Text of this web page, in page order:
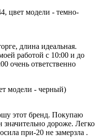
цвет модели - темно-
длина идеальная.
работой с 10:00 и до
очень ответственно
модели - черный)
этот бренд. Покупаю
значительно дороже. Легко
при-20 не замерзла .